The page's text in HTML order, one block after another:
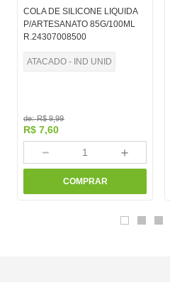
COLA DE SILICONE LIQUIDA
P/ARTESANATO 85G/100ML
R.24307008500
ATACADO - IND UNID
de:R$ 9,99
R$ 7,60
＋
－
COMPRAR